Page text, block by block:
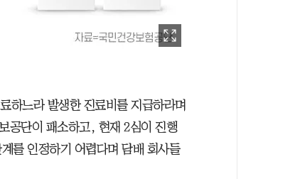
하느라 발생한 진료비를 지급하라며
공단이 패소하고, 현재 2심이 진행
를 인정하기 어렵다며 담배 회사들